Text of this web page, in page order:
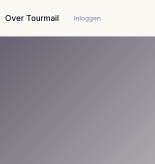
Over Tourmail Inloggen